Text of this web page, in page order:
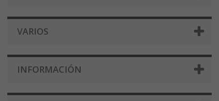
VARIOS
INFORMACIÓN